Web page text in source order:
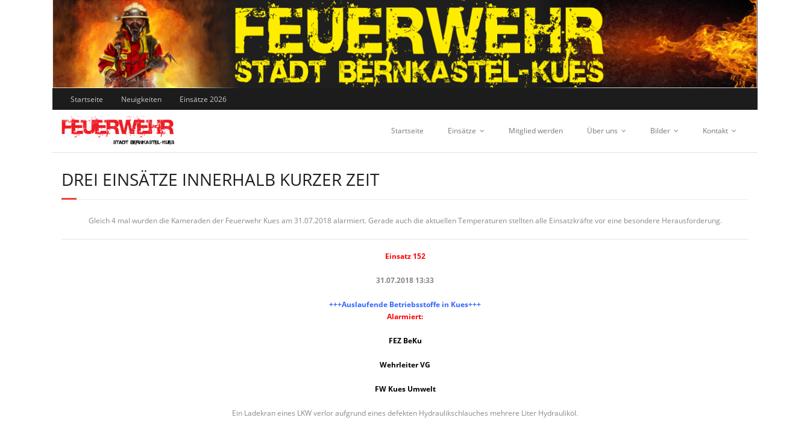
Skip
to
content
Startseite Neuigkeiten Einsätze 2026
Startseite Einsätze Mitglied werden Über uns Bilder Kontakt
DREI EINSÄTZE INNERHALB KURZER ZEIT
Gleich 4 mal wurden die Kameraden der Feuerwehr Kues am 31.07.2018 alarmiert. Gerade auch die aktuellen Temperaturen stellten alle Einsatzkräfte vor eine besondere Herausforderung.
Einsatz 152
31.07.2018 13:33
+++Auslaufende Betriebsstoffe in Kues+++
Alarmiert:
FEZ BeKu
Wehrleiter VG
FW Kues Umwelt
Ein Ladekran eines LKW verlor aufgrund eines defekten Hydraulikschlauches mehrere Liter Hydrauliköl.